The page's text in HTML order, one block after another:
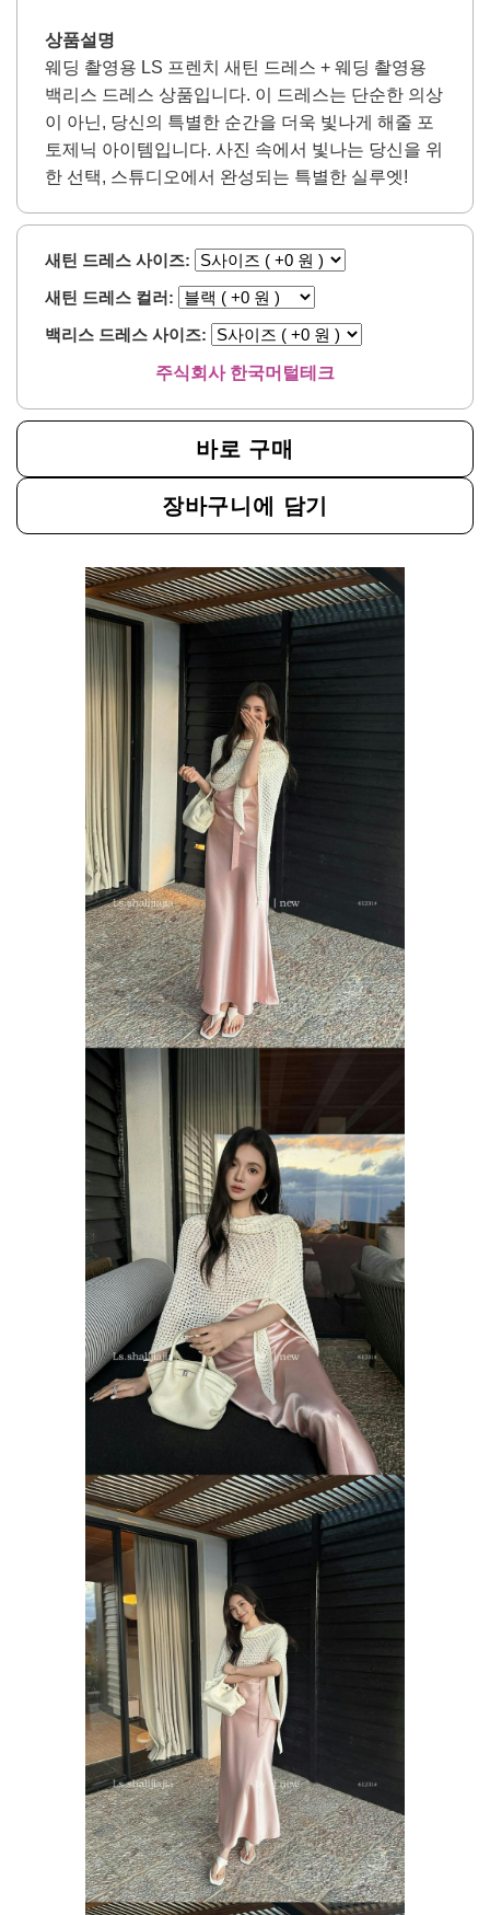
상품설명
웨딩 촬영용 LS 프렌치 새틴 드레스 + 웨딩 촬영용
백리스 드레스 상품입니다. 이 드레스는 단순한 의상
이 아닌, 당신의 특별한 순간을 더욱 빛나게 해줄 포
토제닉 아이템입니다. 사진 속에서 빛나는 당신을 위
한 선택, 스튜디오에서 완성되는 특별한 실루엣!
새틴 드레스 사이즈:
새틴 드레스 컬러:
백리스 드레스 사이즈:
주식회사 한국머털테크
바로 구매
장바구니에 담기